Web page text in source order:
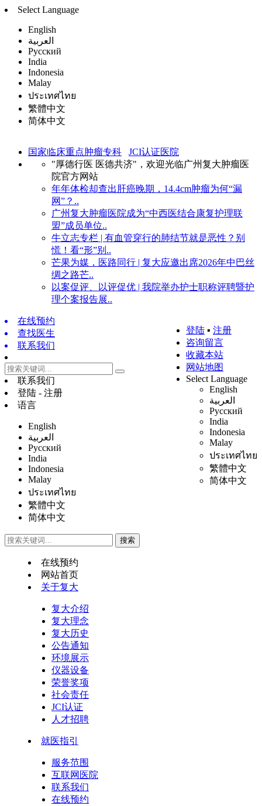
Select Language
English
العربية
Русский
India
Indonesia
Malay
ประเทศไทย
繁體中文
简体中文
国家临床重点肿瘤专科
JCI认证医院
"厚德行医 医德共济"，欢迎光临广州复大肿瘤医
院官方网站
年年体检却查出肝癌晚期，14.4cm肿瘤为何“漏
网”？..
广州复大肿瘤医院成为“中西医结合康复护理联
盟”成员单位..
牛立志专栏 | 有血管穿行的肺结节就是恶性？别
慌！看“形”别..
芒果为媒，医路同行 | 复大应邀出席2026年中巴丝
绸之路芒..
以案促评、以评促优 | 我院举办护士职称评聘暨护
理个案报告展..
登陆 ▪ 注册
咨询留言
收藏本站
网站地图
Select Language
English
العربية
Русский
India
Indonesia
Malay
ประเทศไทย
繁體中文
简体中文
在线预约
查找医生
联系我们
联系我们
登陆 - 注册
语言
English
العربية
Русский
India
Indonesia
Malay
ประเทศไทย
繁體中文
简体中文
在线预约
网站首页
关于复大
复大介绍
复大理念
复大历史
公告通知
环境展示
仪器设备
荣誉奖项
社会责任
JCI认证
人才招聘
就医指引
服务范围
互联网医院
联系我们
在线预约